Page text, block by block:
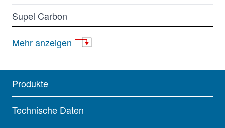
Supel Carbon
apHera
BIOshell
Carboxen
Mehr anzeigen
Produkte
Technische Daten